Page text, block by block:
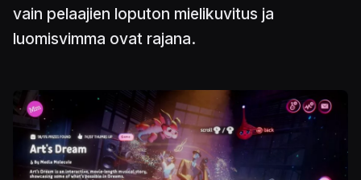
vain pelaajien loputon mielikuvitus ja
luomisvimma ovat rajana.
Kuva